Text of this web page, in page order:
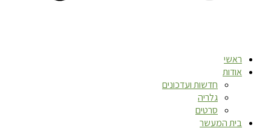
ראשי
אודות
חדשות ועדכונים
גלריה
סרטים
בית המעשר